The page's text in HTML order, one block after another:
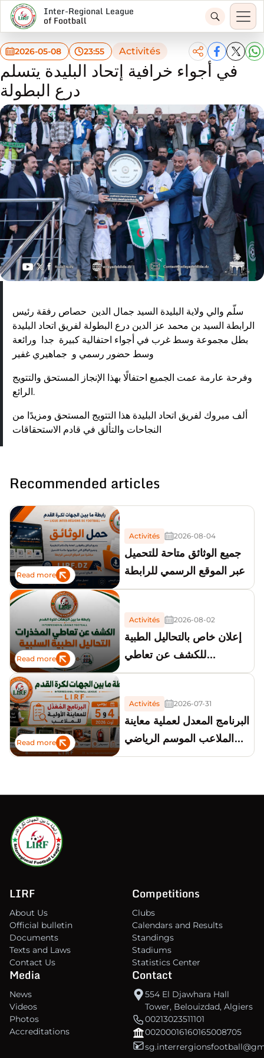
Inter-Regional League
of Football
2026-05-08 23:55 Activités
في أجواء خرافية إتحاد البليدة يتسلم
درع البطولة
سلّم والي ولاية البليدة السيد جمال الدين حصاص رفقة رئيس
الرابطة السيد بن محمد عز الدين درع البطولة لفريق اتحاد البليدة
بطل مجموعة وسط غرب في أجواء احتفالية كبيرة جدا ورائعة
وفرحة عارمة عمت الجميع احتفالًا بهذا الإنجاز المستحق والتتويج
الرائع.
ألف مبروك لفريق اتحاد البليدة هذا التتويج المستحق ومزيدًا من
Recommended articles
جميع الوثائق متاحة للتحميل
عبر الموقع الرسمي للرابطة
2026-08-04
Activités
Read more
إعلان خاص بالتحاليل الطبية
للكشف عن تعاطي
المخدرات
2026-08-02
Activités
Read more
البرنامج المعدل لعملية معاينة
الملاعب الموسم الرياضي
2026-2027
2026-07-31
Activités
Read more
LIRF
About Us
Official bulletin
Documents
Texts and Laws
Contact Us
Competitions
Clubs
Calendars and Results
Standings
Stadiums
Statistics Center
Media
News
Videos
Photos
Accreditations
Contact
554 El Djawhara Hall
Tower, Belouizdad, Algiers
00213023511101
00200016160165008705